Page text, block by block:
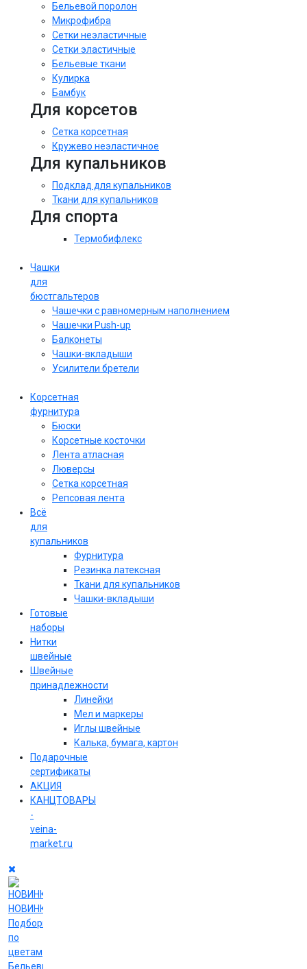
Бельевой поролон
Микрофибра
Сетки неэластичные
Сетки эластичные
Бельевые ткани
Кулирка
Бамбук
Для корсетов
Сетка корсетная
Кружево неэластичное
Для купальников
Подклад для купальников
Ткани для купальников
Для спорта
Термобифлекс
Чашки
для
бюстгальтеров
Чашечки с равномерным наполнением
Чашечки Push-up
Балконеты
Чашки-вкладыши
Усилители бретели
Корсетная
фурнитура
Бюски
Корсетные косточки
Лента атласная
Люверсы
Сетка корсетная
Репсовая лента
Всё
для
купальников
Фурнитура
Резинка латексная
Ткани для купальников
Чашки-вкладыши
Готовые
наборы
Нитки
швейные
Швейные
принадлежности
Линейки
Мел и маркеры
Иглы швейные
Калька, бумага, картон
Подарочные
сертификаты
АКЦИЯ
КАНЦТОВАРЫ
-
veina-
market.ru
НОВИНКИ
Подборки
по
цветам
Бельевые